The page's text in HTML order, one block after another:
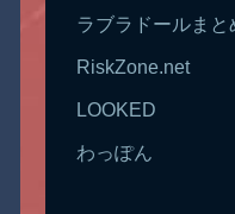
ラブラドールまと
RiskZone.net
LOOKED
わっぽん